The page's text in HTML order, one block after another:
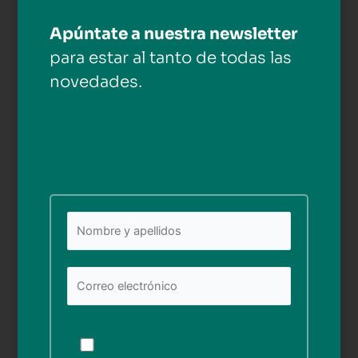
Deja una respuesta
Tu dirección de correo electrónico no será publicada.
Los campos obligatorios están marcados con*
Nombre*
Apúntate a nuestra newsletter
para estar al tanto de todas las
novedades.
favor,